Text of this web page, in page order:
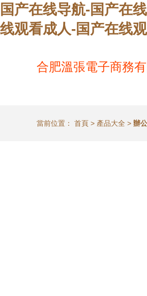
国产在线导航-国产在
线观看成人-国产在线
合肥溫張電子商務
當前位置： 首頁 > 產品大全 > 辦